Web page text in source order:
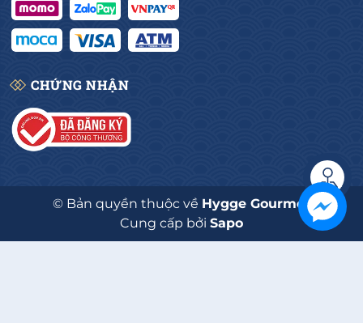
CHỨNG NHẬN
© Bản quyền thuộc về Hygge Gourmet
Cung cấp bởi Sapo
Liên hệ